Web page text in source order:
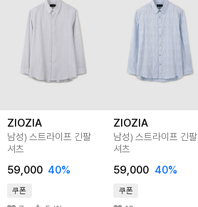
ZIOZIA
남성) 스트라이프 긴팔
셔츠
59,000 40%
쿠폰
ZIOZIA
남성) 스트라이프 긴팔
셔츠
59,000 40%
쿠폰